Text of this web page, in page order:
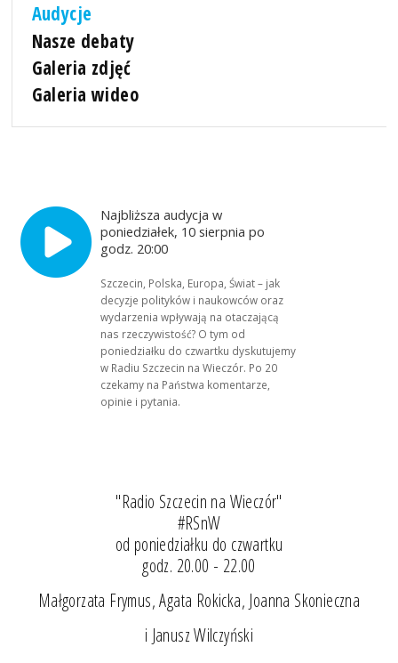
Audycje
Nasze debaty
Galeria zdjęć
Galeria wideo
Najbliższa audycja w
poniedziałek, 10 sierpnia po
godz. 20:00
Szczecin, Polska, Europa, Świat – jak
decyzje polityków i naukowców oraz
wydarzenia wpływają na otaczającą
nas rzeczywistość? O tym od
poniedziałku do czwartku dyskutujemy
w Radiu Szczecin na Wieczór. Po 20
czekamy na Państwa komentarze,
opinie i pytania.
"Radio Szczecin na Wieczór"
#RSnW
od poniedziałku do czwartku
godz. 20.00 - 22.00
Małgorzata Frymus, Agata Rokicka, Joanna Skonieczna
i Janusz Wilczyński